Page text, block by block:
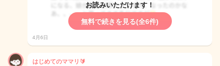
お読みいただけます！
無料で続きを見る(全6件)
4月6日
はじめてのママリ🔰